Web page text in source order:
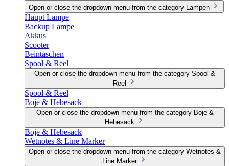
Open or close the dropdown menu from the category Lampen
Haupt Lampe
Backup Lampe
Akkus
Scooter
Beintaschen
Spool & Reel
Open or close the dropdown menu from the category Spool &
Reel
Spool & Reel
Boje & Hebesack
Open or close the dropdown menu from the category Boje &
Hebesack
Boje & Hebesack
Wetnotes & Line Marker
Open or close the dropdown menu from the category Wetnotes &
Line Marker